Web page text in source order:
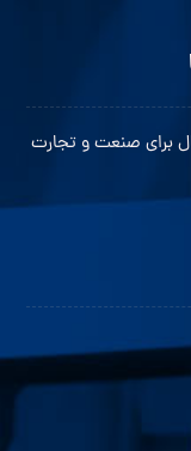
برای صنعت و تجارت